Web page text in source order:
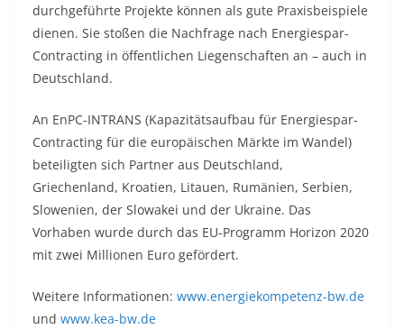
durchgeführte Projekte können als gute Praxisbeispiele
dienen. Sie stoßen die Nachfrage nach Energiespar-
Contracting in öffentlichen Liegenschaften an – auch in
Deutschland.
An EnPC-INTRANS (Kapazitätsaufbau für Energiespar-
Contracting für die europäischen Märkte im Wandel)
beteiligten sich Partner aus Deutschland,
Griechenland, Kroatien, Litauen, Rumänien, Serbien,
Slowenien, der Slowakei und der Ukraine. Das
Vorhaben wurde durch das EU-Programm Horizon 2020
mit zwei Millionen Euro gefördert.
Weitere Informationen: www.energiekompetenz-bw.de
und www.kea-bw.de